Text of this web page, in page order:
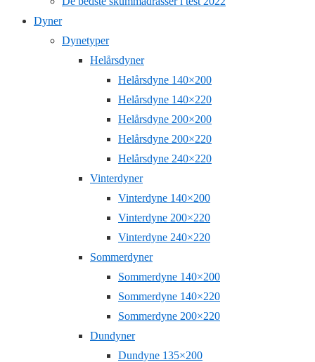
Dyner
Dynetyper
Helårsdyner
Helårsdyne 140×200
Helårsdyne 140×220
Helårsdyne 200×200
Helårsdyne 200×220
Helårsdyne 240×220
Vinterdyner
Vinterdyne 140×200
Vinterdyne 200×220
Vinterdyne 240×220
Sommerdyner
Sommerdyne 140×200
Sommerdyne 140×220
Sommerdyne 200×220
Dundyner
Dundyne 135×200